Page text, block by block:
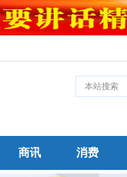
商讯 消费